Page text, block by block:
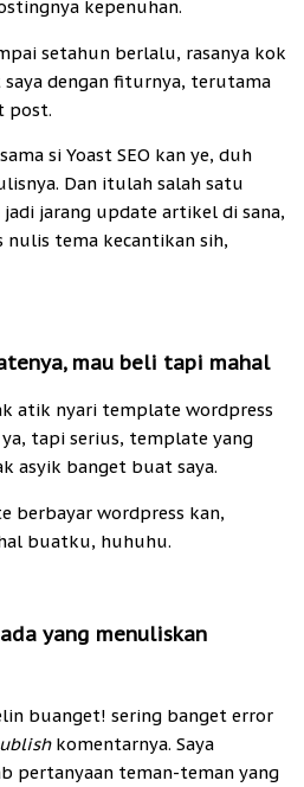
kepenuhan.
setahun berlalu, rasanya kok
dengan fiturnya, terutama
post.
si Yoast SEO kan ye, duh
Dan itulah salah satu
jadi jarang update artikel di sana,
nulis tema kecantikan sih,
mau beli tapi mahal
atik nyari template wordpress
tapi serius, template yang
asyik banget buat saya.
berbayar wordpress kan,
buatku, huhuhu.
yang menuliskan
buanget! sering banget error
komentarnya. Saya
pertanyaan teman-teman yang